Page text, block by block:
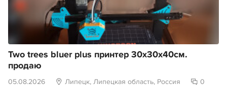
Two trees bluer plus принтер 30х30х40см.
продаю
05.08.2026 Липецк, Липецкая область, Россия 0